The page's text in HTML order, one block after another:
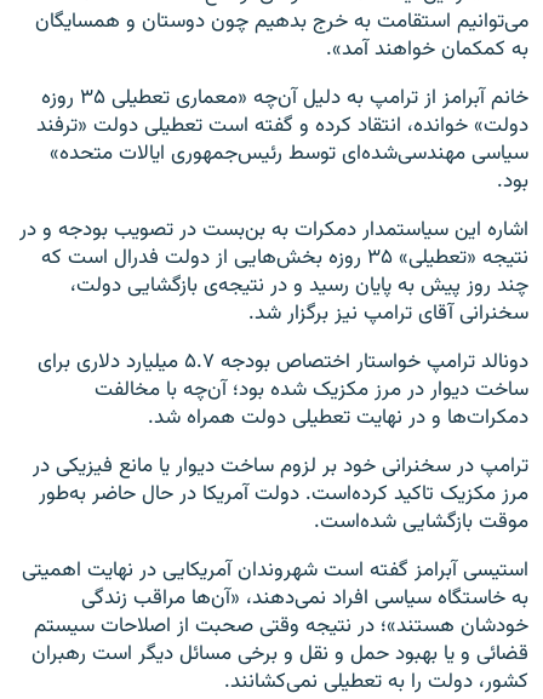
می‌توانیم استقامت به خرج بدهیم چون دوستان و همسایگان
به کمکمان خواهند آمد».
خانم آبرامز از ترامپ به دلیل آن‌چه «معماری تعطیلی ۳۵ روزه
دولت» خوانده، انتقاد کرده و گفته است تعطیلی دولت «ترفند
سیاسی مهندسی‌شده‌ای توسط رئیس‌جمهوری ایالات متحده»
بود.
اشاره این سیاستمدار دمکرات به بن‌بست در تصویب بودجه و در
نتیجه «تعطیلی» ۳۵ روزه بخش‌هایی از دولت فدرال است که
چند روز پیش به پایان رسید و در نتیجه‌ی بازگشایی دولت،
سخنرانی آقای ترامپ نیز برگزار شد.
دونالد ترامپ خواستار اختصاص بودجه ۵.۷ میلیارد دلاری برای
ساخت دیوار در مرز مکزیک شده بود؛ آن‌چه با مخالفت
دمکرات‌ها و در نهایت تعطیلی دولت همراه شد.
ترامپ در سخنرانی خود بر لزوم ساخت دیوار یا مانع فیزیکی در
مرز مکزیک تاکید کرده‌است. دولت آمریکا در حال حاضر به‌طور
موقت بازگشایی شده‌است.
استیسی آبرامز گفته است شهروندان آمریکایی در نهایت اهمیتی
به خاستگاه سیاسی افراد نمی‌دهند، «آن‌ها مراقب زندگی
خودشان هستند»؛ در نتیجه وقتی صحبت از اصلاحات سیستم
قضائی و یا بهبود حمل و نقل و برخی مسائل دیگر است رهبران
کشور، دولت را به تعطیلی نمی‌کشانند.